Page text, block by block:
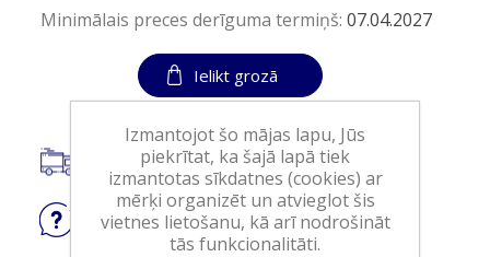
Minimālais preces derīguma termiņš: 07.04.2027
Ielikt grozā
Piegāde visā Latvijā.
Jautājietpar produktu
Izmantojot šo mājas lapu, Jūs
piekrītat, ka šajā lapā tiek
izmantotas sīkdatnes (cookies) ar
mērķi organizēt un atvieglot šis
vietnes lietošanu, kā arī nodrošināt
tās funkcionalitāti.